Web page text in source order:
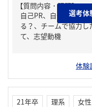
【質問内容・課題】
自己PR、自分の強み/
る？、チームで協力
て、志望動機
選考体
体験
21年卒 理系
女性